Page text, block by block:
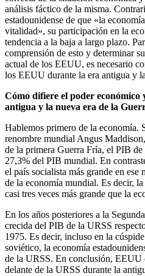
análisis fáctico de la misma.
estadounidense de que «la
vitalidad», su participación en la
tendencia a la baja a largo plazo.
comprensión de esto y determinar
actual de los EEUU, es necesario
los EEUU durante la era antigua y
Cómo difiere el poder
antigua y la nueva era de la
Hablemos primero de la economía.
renombre mundial Angus
de la primera Guerra Fría, el PIB
27,3% del PIB mundial. En
el país socialista más grande en ese
de la economía mundial. Es decir,
casi tres veces más grande que la
En los años posteriores a la
crecida del PIB de la URSS
1975. Es decir, incluso en la
soviético, la economía
de la URSS. En conclusión, EEUU
delante de la URSS durante la